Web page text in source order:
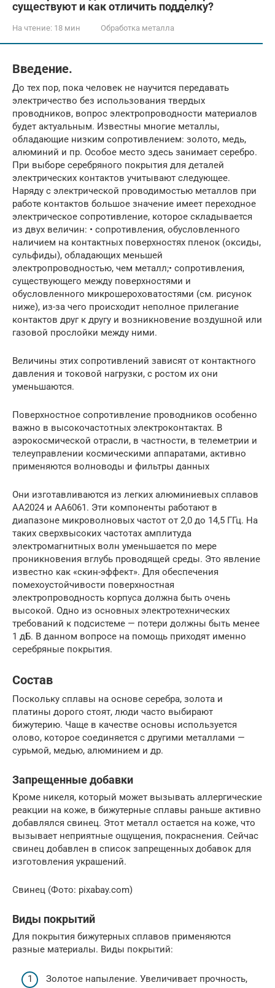
существуют и как отличить подделку?
На чтение: 18 мин Обработка металла
Введение.
До тех пор, пока человек не научится передавать
электричество без использования твердых
проводников, вопрос электропроводности материалов
будет актуальным. Известны многие металлы,
обладающие низким сопротивлением: золото, медь,
алюминий и пр. Особое место здесь занимает серебро.
При выборе серебряного покрытия для деталей
электрических контактов учитывают следующее.
Наряду с электрической проводимостью металлов при
работе контактов большое значение имеет переходное
электрическое сопротивление, которое складывается
из двух величин: • сопротивления, обусловленного
наличием на контактных поверхностях пленок (оксиды,
сульфиды), обладающих меньшей
электропроводностью, чем металл;• сопротивления,
существующего между поверхностями и
обусловленного микрошероховатостями (см. рисунок
ниже), из-за чего происходит неполное прилегание
контактов друг к другу и возникновение воздушной или
газовой прослойки между ними.
Величины этих сопротивлений зависят от контактного
давления и токовой нагрузки, с ростом их они
уменьшаются.
Поверхностное сопротивление проводников особенно
важно в высокочастотных электроконтактах. В
аэрокосмической отрасли, в частности, в телеметрии и
телеуправлении космическими аппаратами, активно
применяются волноводы и фильтры данных
Они изготавливаются из легких алюминиевых сплавов
AA2024 и AA6061. Эти компоненты работают в
диапазоне микроволновых частот от 2,0 до 14,5 ГГц. На
таких сверхвысоких частотах амплитуда
электромагнитных волн уменьшается по мере
проникновения вглубь проводящей среды. Это явление
известно как «скин-эффект». Для обеспечения
помехоустойчивости поверхностная
электропроводность корпуса должна быть очень
высокой. Одно из основных электротехнических
требований к подсистеме — потери должны быть менее
1 дБ. В данном вопросе на помощь приходят именно
серебряные покрытия.
Состав
Поскольку сплавы на основе серебра, золота и
платины дорого стоят, люди часто выбирают
бижутерию. Чаще в качестве основы используется
олово, которое соединяется с другими металлами —
сурьмой, медью, алюминием и др.
Запрещенные добавки
Кроме никеля, который может вызывать аллергические
реакции на коже, в бижутерные сплавы раньше активно
добавлялся свинец. Этот металл остается на коже, что
вызывает неприятные ощущения, покраснения. Сейчас
свинец добавлен в список запрещенных добавок для
изготовления украшений.
Свинец (Фото: pixabay.com)
Виды покрытий
Для покрытия бижутерных сплавов применяются
разные материалы. Виды покрытий:
Золотое напыление. Увеличивает прочность,